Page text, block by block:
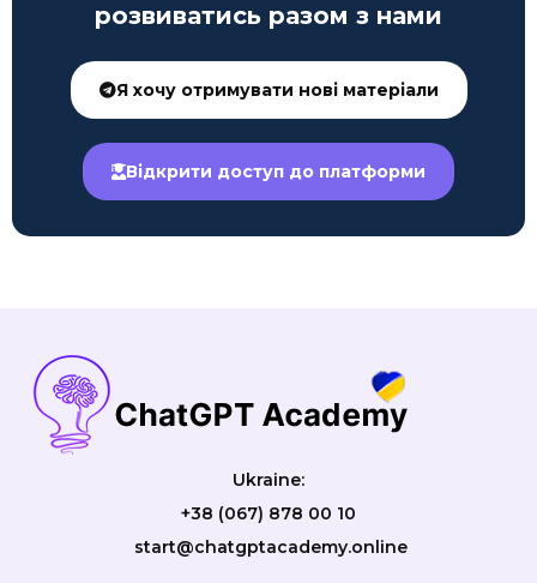
розвиватись разом з нами
Я хочу отримувати нові матеріали
Відкрити доступ до платформи
Ukraine:
+38 (067) 878 00 10
start@chatgptacademy.online